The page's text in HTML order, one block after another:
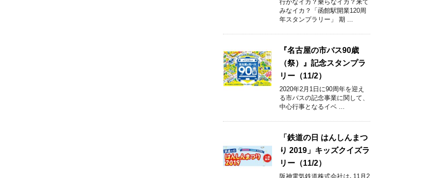
行かなイカ？乗らなイカ？来て
みなイカ？「函館駅開業120周
年スタンプラリー」 期 ...
『名古屋の市バス90歳
（祭）』記念スタンプラ
リー（11/2）
2020年2月1日に90周年を迎え
る市バスの記念事業に関して、
中心行事となるイベ ...
「鉄道の日 はんしんまつ
り 2019」キッズクイズラ
リー（11/2）
阪神電気鉄道株式会社は､11月2